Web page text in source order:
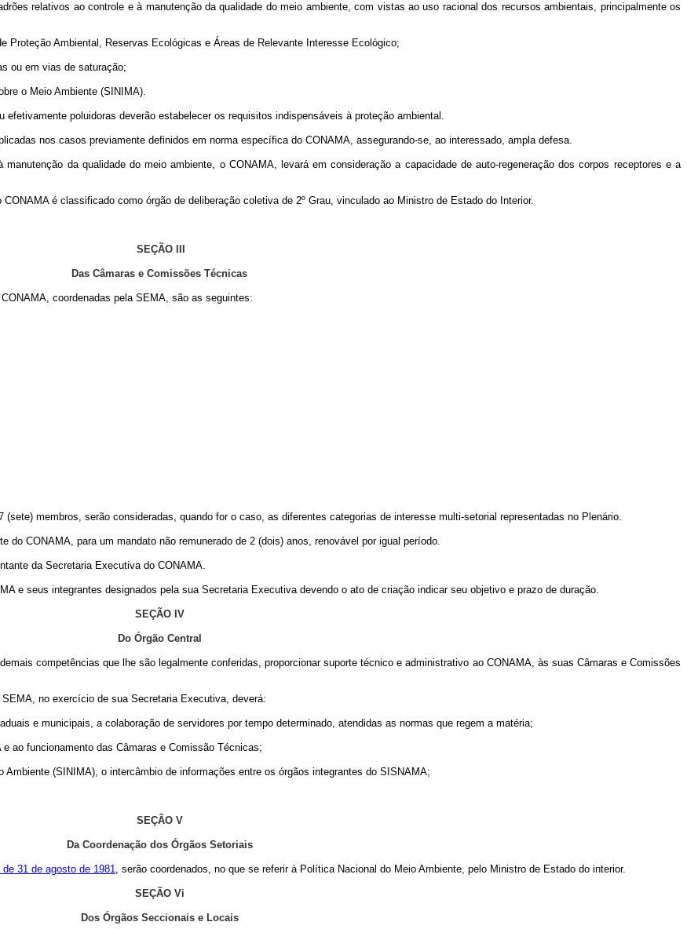
relativos ao controle e à manutenção da qualidade do meio ambiente, com vistas ao uso racional dos recursos ambientais, principalmente os
Ambiental, Reservas Ecológicas e Áreas de Relevante Interesse Ecológico;
ou em vias de saturação;
o Meio Ambiente (SINIMA).
poluidoras deverão estabelecer os requisitos indispensáveis à proteção ambiental.
nos casos previamente definidos em norma específica do CONAMA, assegurando-se, ao interessado, ampla defesa.
da qualidade do meio ambiente, o CONAMA, levará em consideração a capacidade de auto-regeneração dos corpos receptores e a
CONAMA é classificado como órgão de deliberação coletiva de 2º Grau, vinculado ao Ministro de Estado do Interior.
SEÇÃO III
Das Câmaras e Comissões Técnicas
coordenadas pela SEMA, são as seguintes:
membros, serão consideradas, quando for o caso, as diferentes categorias de interesse multi-setorial representadas no Plenário.
do CONAMA, para um mandato não remunerado de 2 (dois) anos, renovável por igual período.
da Secretaria Executiva do CONAMA.
e seus integrantes designados pela sua Secretaria Executiva devendo o ato de criação indicar seu objetivo e prazo de duração.
SEÇÃO IV
Do Órgão Central
competências que lhe são legalmente conferidas, proporcionar suporte técnico e administrativo ao CONAMA, às suas Câmaras e Comissões
no exercício de sua Secretaria Executiva, deverá:
e municipais, a colaboração de servidores por tempo determinado, atendidas as normas que regem a matéria;
ao funcionamento das Câmaras e Comissão Técnicas;
(SINIMA), o intercâmbio de informações entre os órgãos integrantes do SISNAMA;
SEÇÃO V
Da Coordenação dos Órgãos Setoriais
31 de agosto de 1981, serão coordenados, no que se referir à Política Nacional do Meio Ambiente, pelo Ministro de Estado do interior.
SEÇÃO Vi
Dos Órgãos Seccionais e Locais